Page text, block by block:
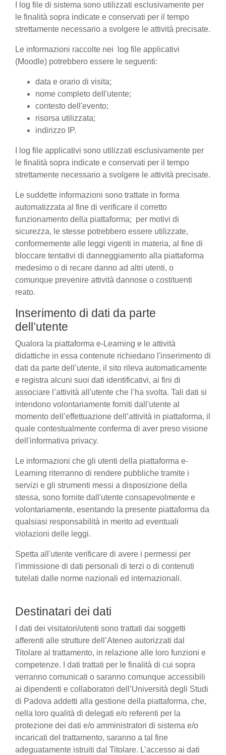
I log file di sistema sono utilizzati esclusivamente per
le finalità sopra indicate e conservati per il tempo
strettamente necessario a svolgere le attività precisate.
Le informazioni raccolte nei log file applicativi
(Moodle) potrebbero essere le seguenti:
data e orario di visita;
nome completo dell'utente;
contesto dell'evento;
risorsa utilizzata;
indirizzo IP.
I log file applicativi sono utilizzati esclusivamente per
le finalità sopra indicate e conservati per il tempo
strettamente necessario a svolgere le attività precisate.
Le suddette informazioni sono trattate in forma
automatizzata al fine di verificare il corretto
funzionamento della piattaforma; per motivi di
sicurezza, le stesse potrebbero essere utilizzate,
conformemente alle leggi vigenti in materia, al fine di
bloccare tentativi di danneggiamento alla piattaforma
medesimo o di recare danno ad altri utenti, o
comunque prevenire attività dannose o costituenti
reato.
Inserimento di dati da parte
dell’utente
Qualora la piattaforma e-Learning e le attività
didattiche in essa contenute richiedano l'inserimento di
dati da parte dell’utente, il sito rileva automaticamente
e registra alcuni suoi dati identificativi, ai fini di
associare l’attività all'utente che l’ha svolta. Tali dati si
intendono volontariamente forniti dall'utente al
momento dell’effettuazione dell’attività in piattaforma, il
quale contestualmente conferma di aver preso visione
dell'informativa privacy.
Le informazioni che gli utenti della piattaforma e-
Learning riterranno di rendere pubbliche tramite i
servizi e gli strumenti messi a disposizione della
stessa, sono fornite dall'utente consapevolmente e
volontariamente, esentando la presente piattaforma da
qualsiasi responsabilità in merito ad eventuali
violazioni delle leggi.
Spetta all'utente verificare di avere i permessi per
l'immissione di dati personali di terzi o di contenuti
tutelati dalle norme nazionali ed internazionali.
Destinatari dei dati
I dati dei visitatori/utenti sono trattati dai soggetti
afferenti alle strutture dell’Ateneo autorizzati dal
Titolare al trattamento, in relazione alle loro funzioni e
competenze. I dati trattati per le finalità di cui sopra
verranno comunicati o saranno comunque accessibili
ai dipendenti e collaboratori dell’Università degli Studi
di Padova addetti alla gestione della piattaforma, che,
nella loro qualità di delegati e/o referenti per la
protezione dei dati e/o amministratori di sistema e/o
incaricati del trattamento, saranno a tal fine
adeguatamente istruiti dal Titolare. L’accesso ai dati